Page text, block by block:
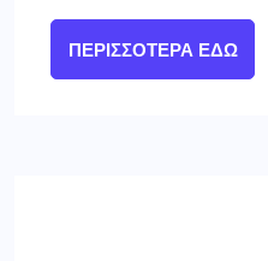
ΠΕΡΙΣΣΌΤΕΡΑ ΕΔΏ